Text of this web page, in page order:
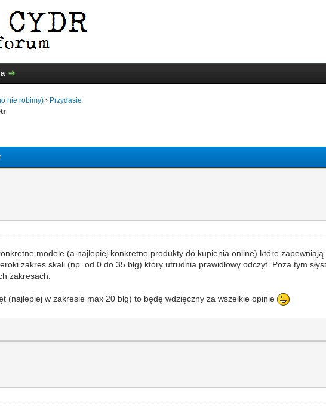
nie robimy) › Przydasie
modele (a najlepiej konkretne produkty do kupienia online) które zapewniają
zakres skali (np. od 0 do 35 blg) który utrudnia prawidłowy odczyt. Poza tym
zakresach.
(najlepiej w zakresie max 20 blg) to będę wdzięczny za wszelkie opinie